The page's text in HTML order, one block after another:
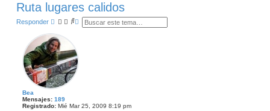
Ruta lugares calidos
Responder
B
a
r
B
z
Bea
Mensajes: 189
Registrado: Mié Mar 25, 2009 8:19 pm